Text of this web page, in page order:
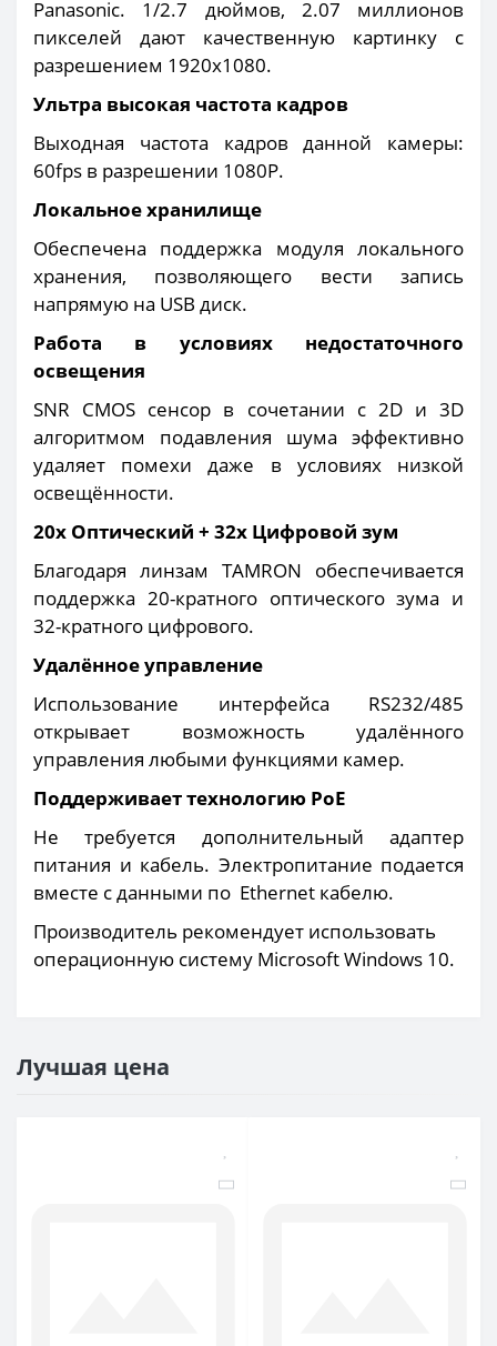
Panasonic. 1/2.7 дюймов, 2.07 миллионов
пикселей дают качественную картинку с
разрешением 1920x1080.
Ультра высокая частота кадров
Выходная частота кадров данной камеры:
60fps в разрешении 1080P.
Локальное хранилище
Обеспечена поддержка модуля локального
хранения, позволяющего вести запись
напрямую на USB диск.
Работа в условиях недостаточного
освещения
SNR CMOS сенсор в сочетании с 2D и 3D
алгоритмом подавления шума эффективно
удаляет помехи даже в условиях низкой
освещённости.
20x Оптический + 32x Цифровой зум
Благодаря линзам TAMRON обеспечивается
поддержка 20-кратного оптического зума и
32-кратного цифрового.
Удалённое управление
Использование интерфейса RS232/485
открывает возможность удалённого
управления любыми функциями камер.
Поддерживает технологию PoE
Не требуется дополнительный адаптер
питания и кабель. Электропитание подается
вместе с данными по Ethernet кабелю.
Производитель рекомендует использовать
операционную систему Microsoft Windows 10.
Лучшая цена